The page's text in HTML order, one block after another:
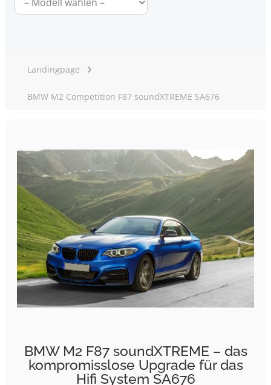
Landingpage
BMW M2 Competition F87 soundXTREME SA676
BMW M2 F87 soundXTREME – das
kompromisslose Upgrade für das
Hifi System SA676